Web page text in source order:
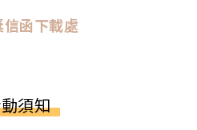
函下載處
須知